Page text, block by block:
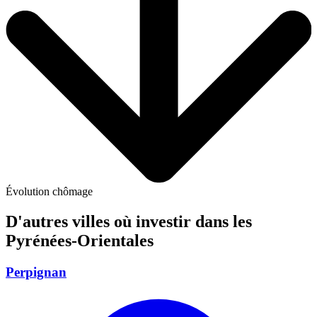
Évolution chômage
D'autres villes où investir dans les
Pyrénées-Orientales
Perpignan